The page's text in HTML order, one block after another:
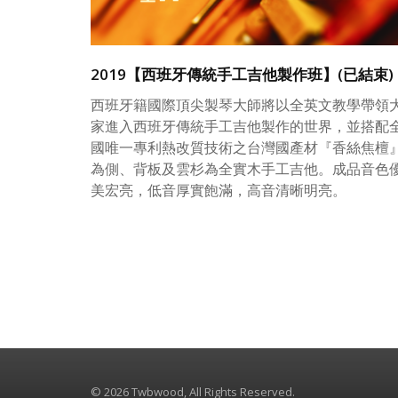
2019【西班牙傳統手工吉他製作班】(已結束)
西班牙籍國際頂尖製琴大師將以全英文教學帶領
家進入西班牙傳統手工吉他製作的世界，並搭配
國唯一專利熱改質技術之台灣國產材『香絲焦檀』
為側、背板及雲杉為全實木手工吉他。成品音色
美宏亮，低音厚實飽滿，高音清晰明亮。
© 2026 Twbwood, All Rights Reserved.